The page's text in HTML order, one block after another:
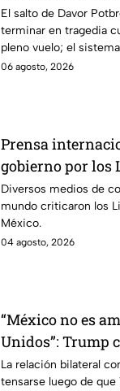
Potbregar
El salto de Davor
terminar en tragedia
pleno vuelo; el
desenlace fatal.
06 agosto, 2026
Prensa
gobierno por los
Callar a México
Diversos medios de
mundo criticaron los
México.
04 agosto, 2026
“México no es
Unidos”: Trump
contra el
La relación bilateral
tensarse luego de que